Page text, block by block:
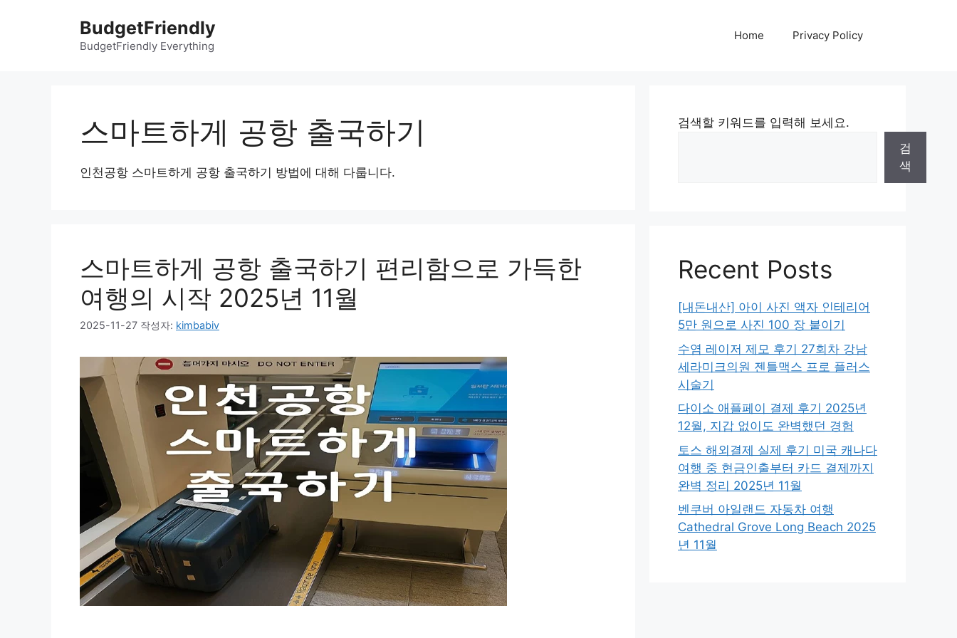
BudgetFriendly
BudgetFriendly Everything
Home Privacy Policy
스마트하게 공항 출국하기
인천공항 스마트하게 공항 출국하기 방법에 대해 다룹니다.
스마트하게 공항 출국하기 편리함으로 가득한
여행의 시작 2025년 11월
2025-11-27 작성자: kimbabiv
검색할 키워드를 입력해 보세요.
검
색
Recent Posts
[내돈내산] 아이 사진 액자 인테리어
5만 원으로 사진 100 장 붙이기
수염 레이저 제모 후기 27회차 강남
세라미크의원 젠틀맥스 프로 플러스
시술기
다이소 애플페이 결제 후기 2025년
12월, 지갑 없이도 완벽했던 경험
토스 해외결제 실제 후기 미국 캐나다
여행 중 현금인출부터 카드 결제까지
완벽 정리 2025년 11월
벤쿠버 아일랜드 자동차 여행
Cathedral Grove Long Beach 2025
년 11월